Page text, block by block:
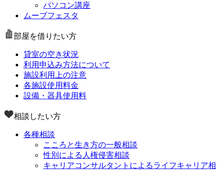
パソコン講座
ムーブフェスタ
部屋を借りたい方
貸室の空き状況
利用申込み方法について
施設利用上の注意
各施設使用料金
設備・器具使用料
相談したい方
各種相談
こころと生き方の一般相談
性別による人権侵害相談
キャリアコンサルタントによるライフキャリア相